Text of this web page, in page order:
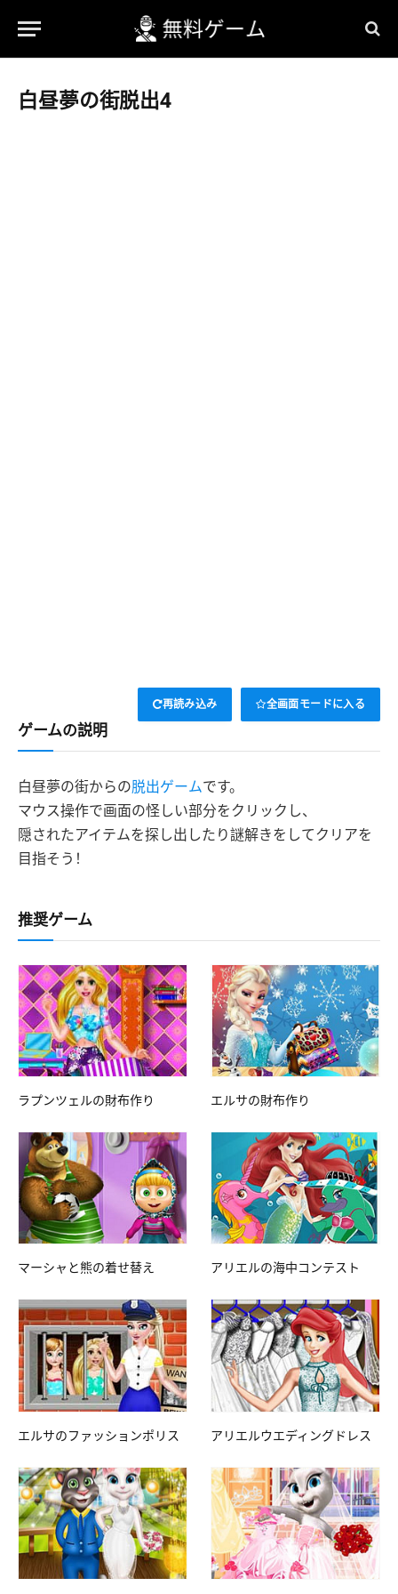
白昼夢の街脱出4
再読み込み 全画面モードに入る
ゲームの説明
白昼夢の街からの脱出ゲームです。
マウス操作で画面の怪しい部分をクリックし、
隠されたアイテムを探し出したり謎解きをしてクリアを
目指そう！
推奨ゲーム
ラプンツェルの財布作り エルサの財布作り
マーシャと熊の着せ替え アリエルの海中コンテスト
エルサのファッションポリス アリエルウエディングドレス